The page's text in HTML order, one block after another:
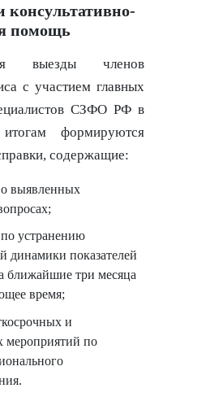
консультативно-
помощь
выезды членов
с участием главных
СЗФО РФ в
формируются
содержащие:
выявленных
устранению
динамики показателей
ближайшие три месяца
время;
и
мероприятий по